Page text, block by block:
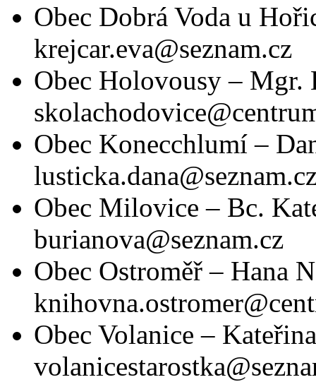
Obec Dobrá Voda u
krejcar.eva@seznam.cz
Obec Holovousy – Mgr.
Obec Konecchlumí –
Obec Milovice – Bc.
burianova@seznam.cz
Obec Ostroměř – Hana
Obec Volanice –